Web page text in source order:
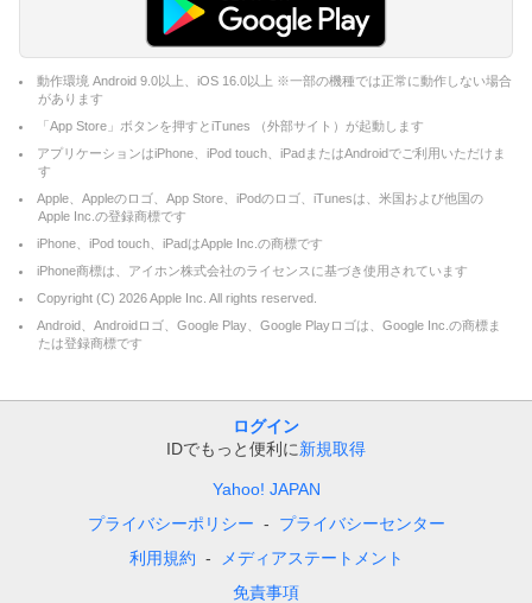
動作環境 Android 9.0以上、iOS 16.0以上 ※一部の機種では正常に動作しない場合
があります
「App Store」ボタンを押すとiTunes （外部サイト）が起動します
アプリケーションはiPhone、iPod touch、iPadまたはAndroidでご利用いただけま
す
Apple、Appleのロゴ、App Store、iPodのロゴ、iTunesは、米国および他国の
Apple Inc.の登録商標です
iPhone、iPod touch、iPadはApple Inc.の商標です
iPhone商標は、アイホン株式会社のライセンスに基づき使用されています
Copyright (C) 2026Apple Inc. All rights reserved.
Android、Androidロゴ、Google Play、Google Playロゴは、Google Inc.の商標ま
たは登録商標です
ログイン
IDでもっと便利に新規取得
Yahoo! JAPAN
プライバシーポリシー
プライバシーセンター
利用規約
メディアステートメント
免責事項